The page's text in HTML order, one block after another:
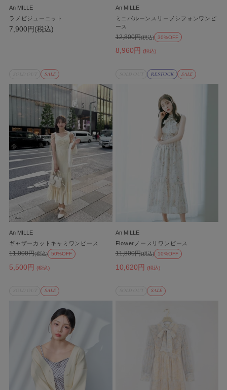
An MILLE
ラメビジューニット
7,900円(税込)
An MILLE
ミニバルーンスリーブシフォンワンピ
ース
8,960円 (税込)
12,800円(税込) 30%OFF
SALE
An MILLE
ギャザーカットキャミワンピース
5,500円 (税込)
11,000円(税込) 50%OFF
RESTOCK SALE
An MILLE
Flowerノースリワンピース
10,620円 (税込)
11,800円(税込) 10%OFF
SALE SALE